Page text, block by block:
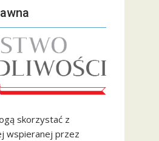
skorzystać z
wspieranej przez